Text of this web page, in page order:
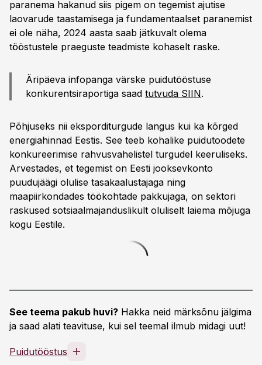
paranema hakanud siis pigem on tegemist ajutise
laovarude taastamisega ja fundamentaalset paranemist
ei ole näha, 2024 aasta saab jätkuvalt olema
tööstustele praeguste teadmiste kohaselt raske.
Äripäeva infopanga värske puidutööstuse
konkurentsiraportiga saad tutvuda SIIN.
Põhjuseks nii eksporditurgude langus kui ka kõrged
energiahinnad Eestis. See teeb kohalike puidutoodete
konkureerimise rahvusvahelistel turgudel keeruliseks.
Arvestades, et tegemist on Eesti jooksevkonto
puudujäägi olulise tasakaalustajaga ning
maapiirkondades töökohtade pakkujaga, on sektori
raskused sotsiaalmajanduslikult oluliselt laiema mõjuga
kogu Eestile.
See teema pakub huvi? Hakka neid märksõnu jälgima
ja saad alati teavituse, kui sel teemal ilmub midagi uut!
Puidutööstus